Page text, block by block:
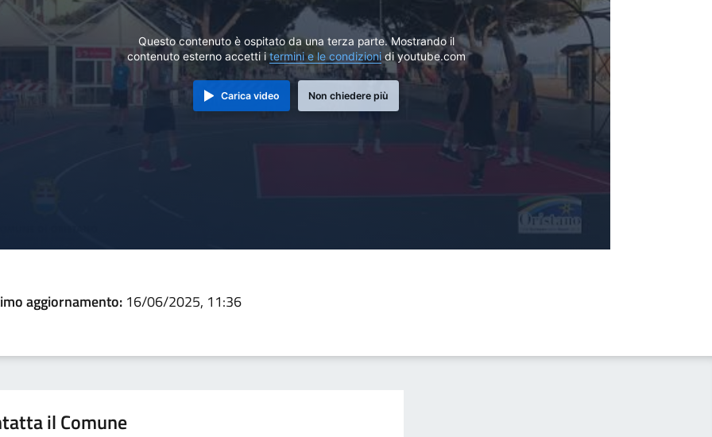
Questo contenuto è ospitato da una terza parte. Mostrando il
contenuto esterno accetti itermini e le condizionidi youtube.com
Carica video Non chiedere più
aggiornamento: 16/06/2025, 11:36
il Comune